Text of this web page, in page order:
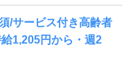
/サービス付き高齢者
1,205円から・週2